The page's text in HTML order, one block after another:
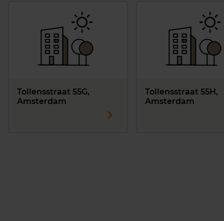
Tollensstraat 55G,
Amsterdam
Tollensstraat 55H,
Amsterdam